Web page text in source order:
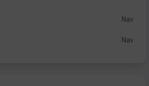
Nav
Nav